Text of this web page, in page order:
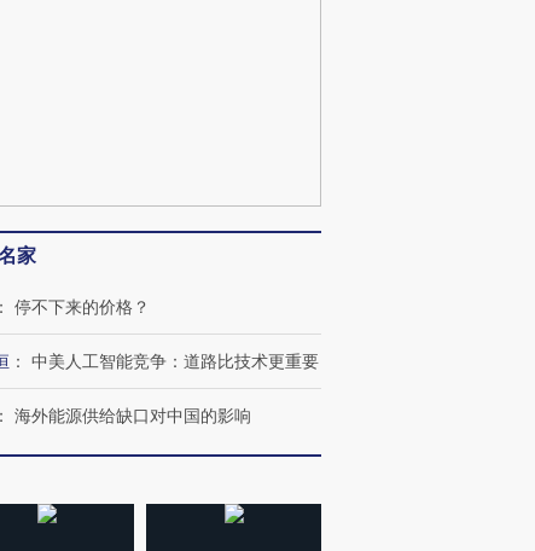
家
： 停不下来的价格？
： 中美人工智能竞争：道路比技术更重要
： 海外能源供给缺口对中国的影响